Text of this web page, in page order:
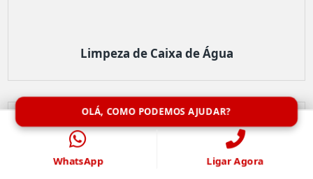
Limpeza de Caixa de Água
OLÁ, COMO PODEMOS AJUDAR?
WhatsApp Ligar Agora